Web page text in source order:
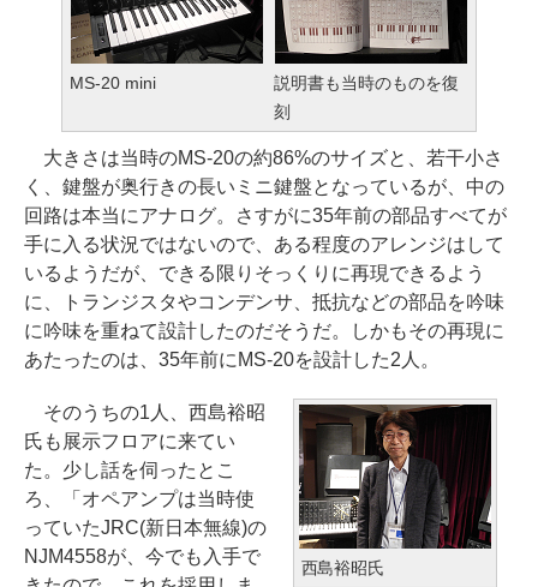
MS-20 mini
説明書も当時のものを復
刻
大きさは当時のMS-20の約86%のサイズと、若干小さ
く、鍵盤が奥行きの長いミニ鍵盤となっているが、中の
回路は本当にアナログ。さすがに35年前の部品すべてが
手に入る状況ではないので、ある程度のアレンジはして
いるようだが、できる限りそっくりに再現できるよう
に、トランジスタやコンデンサ、抵抗などの部品を吟味
に吟味を重ねて設計したのだそうだ。しかもその再現に
あたったのは、35年前にMS-20を設計した2人。
西島裕昭氏
そのうちの1人、西島裕昭
氏も展示フロアに来てい
た。少し話を伺ったとこ
ろ、「オペアンプは当時使
っていたJRC(新日本無線)の
NJM4558が、今でも入手で